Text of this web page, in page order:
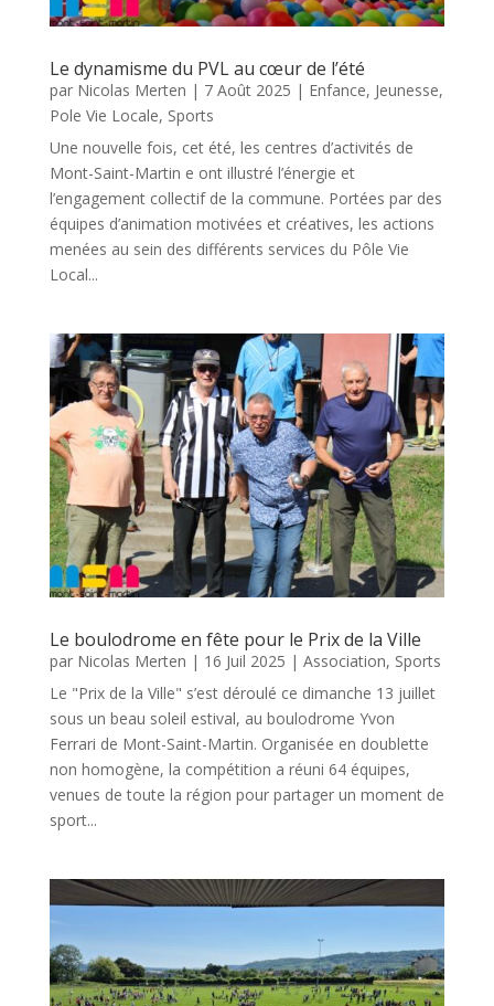
Le dynamisme du PVL au cœur de l’été
par Nicolas Merten | 7 Août 2025 | Enfance, Jeunesse,
Pole Vie Locale, Sports
Une nouvelle fois, cet été, les centres d’activités de
Mont-Saint-Martin e ont illustré l’énergie et
l’engagement collectif de la commune. Portées par des
équipes d’animation motivées et créatives, les actions
menées au sein des différents services du Pôle Vie
Local...
Le boulodrome en fête pour le Prix de la Ville
par Nicolas Merten | 16 Juil 2025 | Association, Sports
Le "Prix de la Ville" s’est déroulé ce dimanche 13 juillet
sous un beau soleil estival, au boulodrome Yvon
Ferrari de Mont-Saint-Martin. Organisée en doublette
non homogène, la compétition a réuni 64 équipes,
venues de toute la région pour partager un moment de
sport...